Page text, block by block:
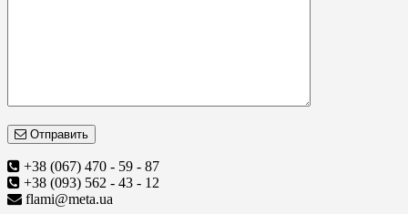
Отправить
+38 (067) 470 - 59 - 87
+38 (093) 562 - 43 - 12
flami@meta.ua